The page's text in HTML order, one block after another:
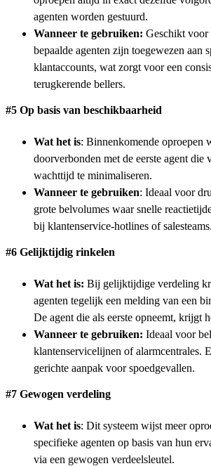
agenten worden gestuurd.
Wanneer te gebruiken: Geschikt voor
bepaalde agenten zijn toegewezen aan
klantaccounts, wat zorgt voor een
terugkerende bellers.
#5 Op basis van beschikbaarheid
Wat het is: Binnenkomende oproepen
doorverbonden met de eerste agent die
wachttijd te minimaliseren.
Wanneer te gebruiken: Ideaal voor
grote belvolumes waar snelle
bij klantenservice-hotlines of salesteams.
#6 Gelijktijdig rinkelen
Wat het is: Bij gelijktijdige verdeling
agenten tegelijk een melding van een
De agent die als eerste opneemt, krijgt
Wanneer te gebruiken: Ideaal voor
klantenservicelijnen of alarmcentrales.
gerichte aanpak voor spoedgevallen.
#7 Gewogen verdeling
Wat het is: Dit systeem wijst meer
specifieke agenten op basis van hun
via een gewogen verdeelsleutel.